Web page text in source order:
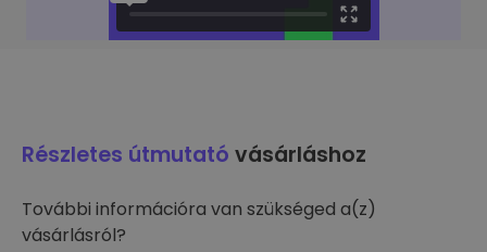
Részletes útmutató vásárláshoz
További információra van szükséged a(z)
vásárlásról?